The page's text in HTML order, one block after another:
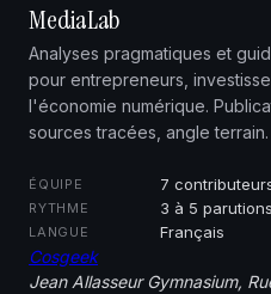
MediaLab
Analyses pragmatiques et
pour entrepreneurs,
l'économie numérique.
sources tracées, angle terrain.
ÉQUIPE 7
RYTHME 3 à 5
LANGUE Français
Cosgeek
Jean Allasseur Gymnasium,